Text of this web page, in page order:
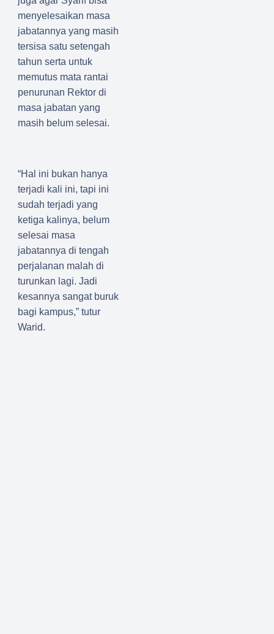
menyelesaikan masa
jabatannya yang masih
tersisa satu setengah
tahun serta untuk
memutus mata rantai
penurunan Rektor di
masa jabatan yang
masih belum selesai.
“Hal ini bukan hanya
terjadi kali ini, tapi ini
sudah terjadi yang
ketiga kalinya, belum
selesai masa
jabatannya di tengah
perjalanan malah di
turunkan lagi. Jadi
kesannya sangat buruk
bagi kampus,” tutur
Warid.